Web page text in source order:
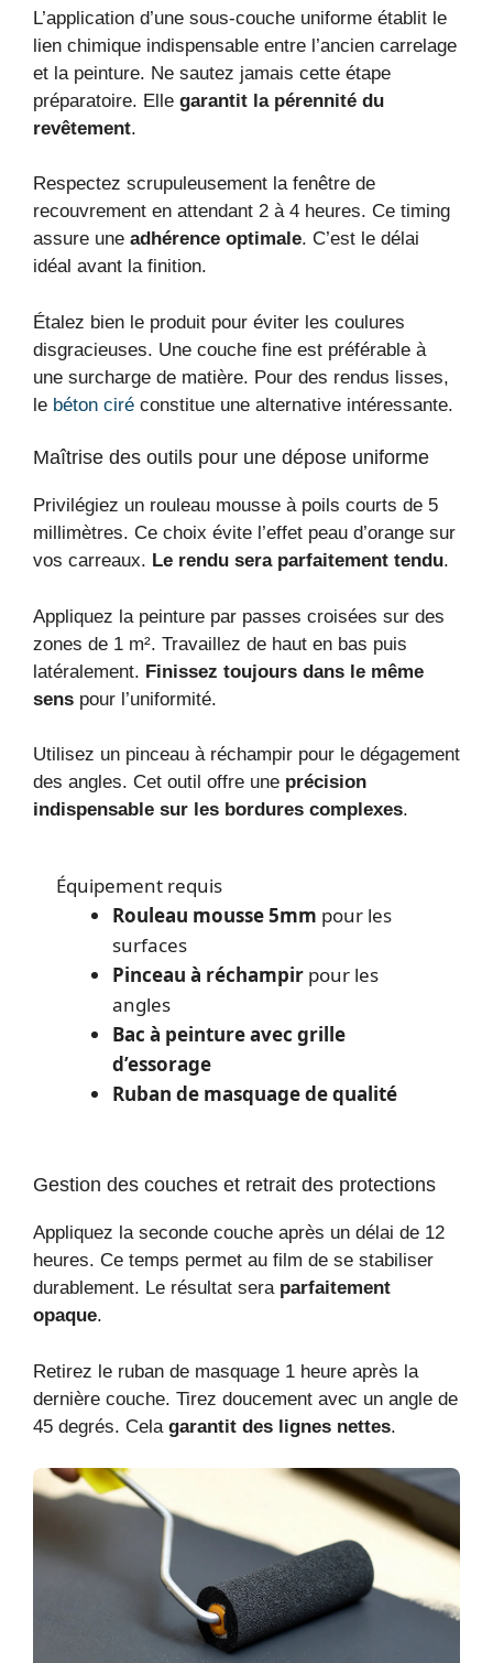
L’application d’une sous-couche uniforme établit le
lien chimique indispensable entre l’ancien carrelage
et la peinture. Ne sautez jamais cette étape
préparatoire. Elle garantit la pérennité du
revêtement.
Respectez scrupuleusement la fenêtre de
recouvrement en attendant 2 à 4 heures. Ce timing
assure une adhérence optimale. C’est le délai
idéal avant la finition.
Étalez bien le produit pour éviter les coulures
disgracieuses. Une couche fine est préférable à
une surcharge de matière. Pour des rendus lisses,
le béton ciré constitue une alternative intéressante.
Maîtrise des outils pour une dépose uniforme
Privilégiez un rouleau mousse à poils courts de 5
millimètres. Ce choix évite l’effet peau d’orange sur
vos carreaux. Le rendu sera parfaitement tendu.
Appliquez la peinture par passes croisées sur des
zones de 1 m². Travaillez de haut en bas puis
latéralement. Finissez toujours dans le même
sens pour l’uniformité.
Utilisez un pinceau à réchampir pour le dégagement
des angles. Cet outil offre une précision
indispensable sur les bordures complexes.
Équipement requis
Rouleau mousse 5mm pour les
surfaces
Pinceau à réchampir pour les
angles
Bac à peinture avec grille
d’essorage
Ruban de masquage de qualité
Gestion des couches et retrait des protections
Appliquez la seconde couche après un délai de 12
heures. Ce temps permet au film de se stabiliser
durablement. Le résultat sera parfaitement
opaque.
Retirez le ruban de masquage 1 heure après la
dernière couche. Tirez doucement avec un angle de
45 degrés. Cela garantit des lignes nettes.